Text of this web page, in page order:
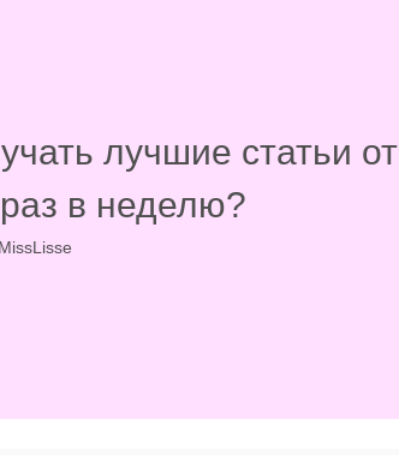
лучшие статьи от
в неделю?